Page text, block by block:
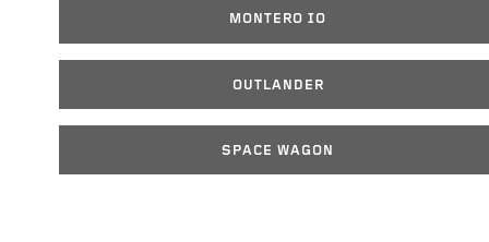
MONTERO IO
OUTLANDER
SPACE WAGON